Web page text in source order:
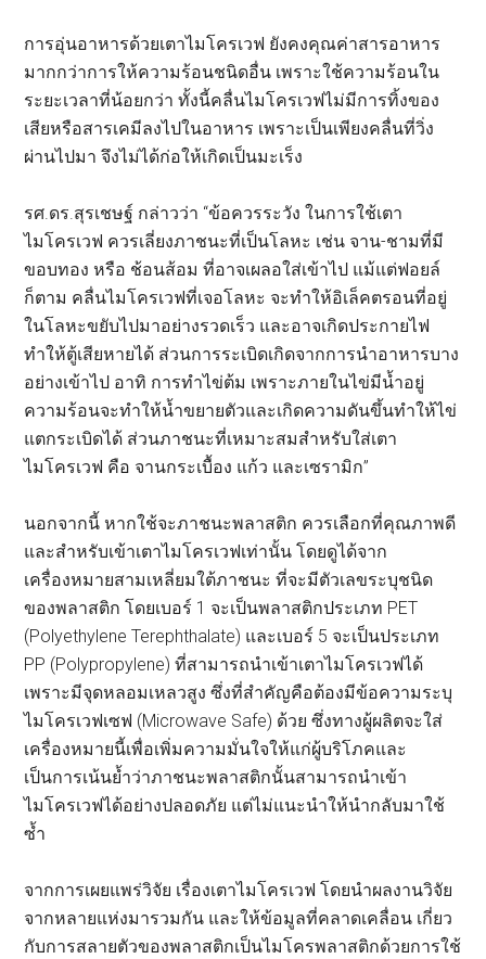
การอุ่นอาหารด้วยเตาไมโครเวฟ ยังคงคุณค่าสารอาหาร
มากกว่าการให้ความร้อนชนิดอื่น เพราะใช้ความร้อนใน
ระยะเวลาที่น้อยกว่า ทั้งนี้คลื่นไมโครเวฟไม่มีการทิ้งของ
เสียหรือสารเคมีลงไปในอาหาร เพราะเป็นเพียงคลื่นที่วิ่ง
ผ่านไปมา จึงไม่ได้ก่อให้เกิดเป็นมะเร็ง
รศ.ดร.สุรเชษฐ์ กล่าวว่า “ข้อควรระวัง ในการใช้เตา
ไมโครเวฟ ควรเลี่ยงภาชนะที่เป็นโลหะ เช่น จาน-ชามที่มี
ขอบทอง หรือ ช้อนส้อม ที่อาจเผลอใส่เข้าไป แม้แต่ฟอยล์
ก็ตาม คลื่นไมโครเวฟที่เจอโลหะ จะทำให้อิเล็คตรอนที่อยู่
ในโลหะขยับไปมาอย่างรวดเร็ว และอาจเกิดประกายไฟ
ทำให้ตู้เสียหายได้ ส่วนการระเบิดเกิดจากการนำอาหารบาง
อย่างเข้าไป อาทิ การทำไข่ต้ม เพราะภายในไข่มีน้ำอยู่
ความร้อนจะทำให้น้ำขยายตัวและเกิดความดันขึ้นทำให้ไข่
แตกระเบิดได้ ส่วนภาชนะที่เหมาะสมสำหรับใส่เตา
ไมโครเวฟ คือ จานกระเบื้อง แก้ว และเซรามิก”
นอกจากนี้ หากใช้จะภาชนะพลาสติก ควรเลือกที่คุณภาพดี
และสำหรับเข้าเตาไมโครเวฟเท่านั้น โดยดูได้จาก
เครื่องหมายสามเหลี่ยมใต้ภาชนะ ที่จะมีตัวเลขระบุชนิด
ของพลาสติก โดยเบอร์ 1 จะเป็นพลาสติกประเภท PET
(Polyethylene Terephthalate) และเบอร์ 5 จะเป็นประเภท
PP (Polypropylene) ที่สามารถนำเข้าเตาไมโครเวฟได้
เพราะมีจุดหลอมเหลวสูง ซึ่งที่สำคัญคือต้องมีข้อความระบุ
ไมโครเวฟเซฟ (Microwave Safe) ด้วย ซึ่งทางผู้ผลิตจะใส่
เครื่องหมายนี้เพื่อเพิ่มความมั่นใจให้แก่ผู้บริโภคและ
เป็นการเน้นย้ำว่าภาชนะพลาสติกนั้นสามารถนำเข้า
ไมโครเวฟได้อย่างปลอดภัย แต่ไม่แนะนำให้นำกลับมาใช้
ซ้ำ
จากการเผยแพร่วิจัย เรื่องเตาไมโครเวฟ โดยนำผลงานวิจัย
จากหลายแห่งมารวมกัน และให้ข้อมูลที่คลาดเคลื่อน เกี่ยว
กับการสลายตัวของพลาสติกเป็นไมโครพลาสติกด้วยการใช้